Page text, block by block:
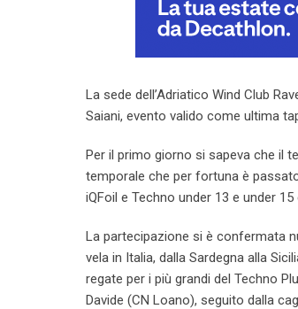
La sede dell’Adriatico Wind Club
Saiani, evento valido come ultima
Per il primo giorno si sapeva che il
temporale che per fortuna è
iQFoil e Techno under 13 e under
La partecipazione si è confermata
vela in Italia, dalla Sardegna alla
regate per i più grandi del Techno
Davide (CN Loano), seguito dalla